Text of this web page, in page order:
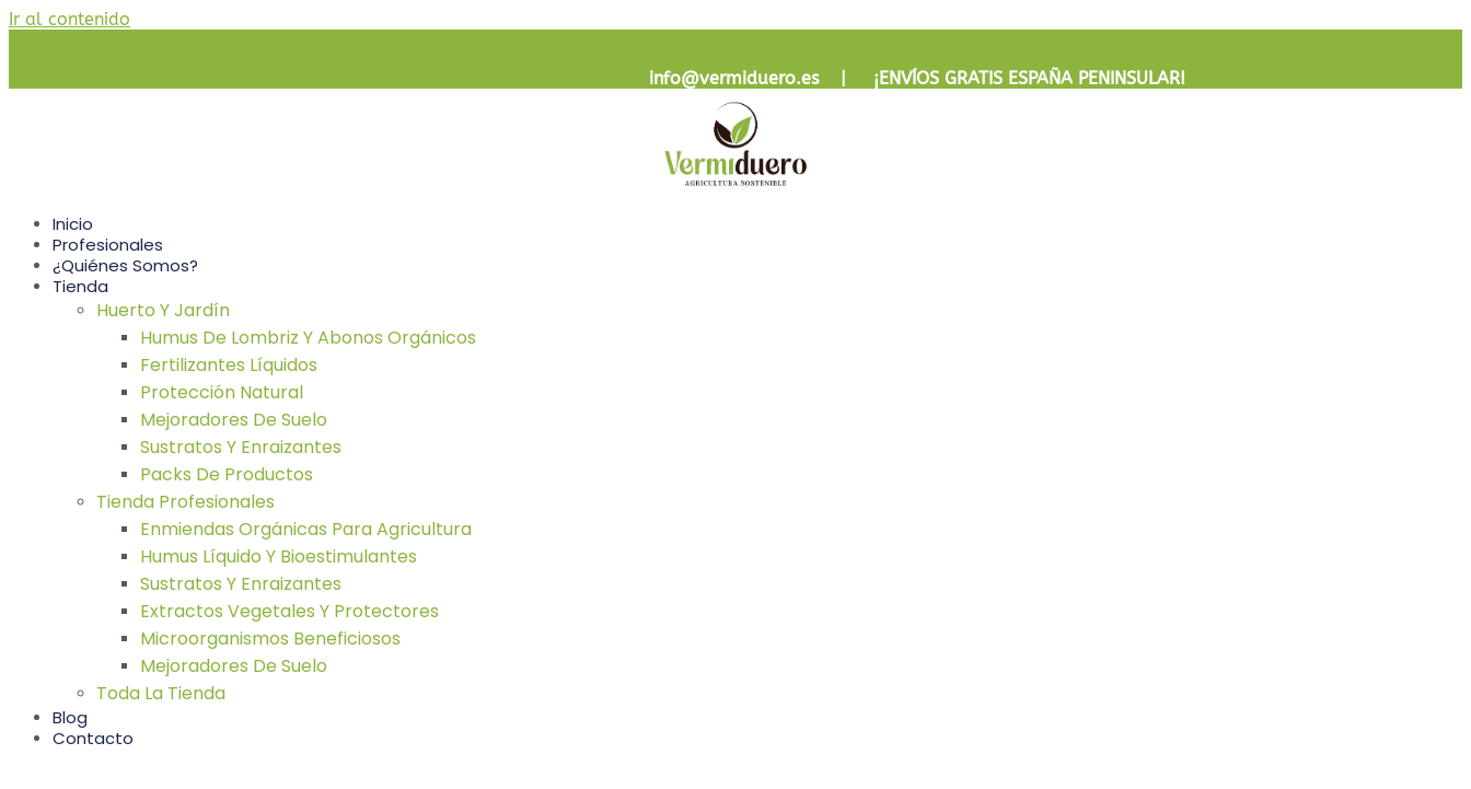
Ir al contenido
info@vermiduero.es | ¡ENVÍOS GRATISESPAÑA PENINSULAR!
Inicio
Profesionales
¿Quiénes Somos?
Tienda
Huerto Y Jardín
Humus De Lombriz Y Abonos Orgánicos
Fertilizantes Líquidos
Protección Natural
Mejoradores De Suelo
Sustratos Y Enraizantes
Packs De Productos
Tienda Profesionales
Enmiendas Orgánicas Para Agricultura
Humus Líquido Y Bioestimulantes
Sustratos Y Enraizantes
Extractos Vegetales Y Protectores
Microorganismos Beneficiosos
Mejoradores De Suelo
Toda La Tienda
Blog
Contacto